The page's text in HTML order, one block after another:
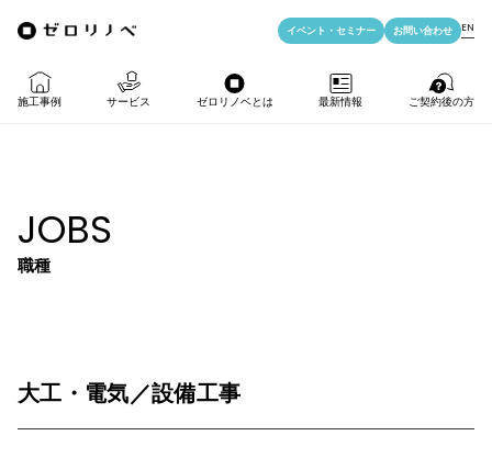
施工事例 サービス
リノベのみ
法人向けリノベ
ゼロリノベとは
ゼロリノベのひと
メディア掲載
最新情報
よみもの
ご契約後の方
アフターサポート
イベント・ セミナー お問い合わせ EN
JOBS
職種
大工・電気／設備工事